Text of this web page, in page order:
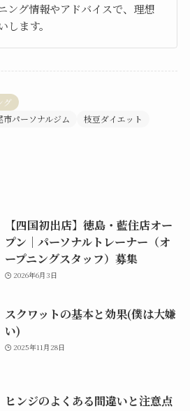
ング情報やアドバイスで、理想
ます。
グ
市パーソナルジム 枝豆ダイエット
【四国初出店】徳島・藍住店オー
プン｜パーソナルトレーナー（オ
ープニングスタッフ）募集
2026年6月3日
スクワットの基本と効果(僕は大嫌
い)
2025年11月28日
ヒンジのよくある間違いと注意点